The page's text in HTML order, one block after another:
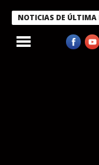
NOTICIAS DE ÚLTIMA
condecora a